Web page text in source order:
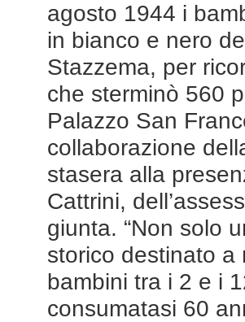
agosto 1944 i
in bianco e nero
Stazzema, per
che sterminò 560
Palazzo San
collaborazione
stasera alla
Cattrini,
giunta. “Non solo
storico destinato a
bambini tra i 2 e i
consumatasi 60